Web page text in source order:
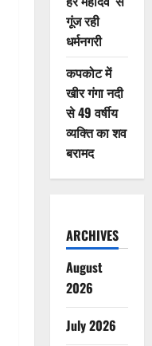
गूंज रही
धर्मनगरी
कपकोट में
खीर गंगा नदी
से 49 वर्षीय
व्यक्ति का शव
बरामद
ARCHIVES
August
2026
July 2026